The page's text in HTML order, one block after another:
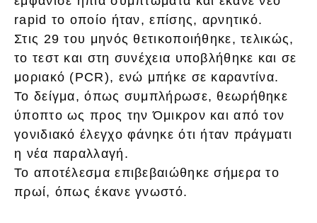
rapid το οποίο ήταν, επίσης, αρνητικό.
Στις 29 του μηνός θετικοποιήθηκε, τελικώς,
το τεστ και στη συνέχεια υποβλήθηκε και σε
μοριακό (PCR), ενώ μπήκε σε καραντίνα.
Το δείγμα, όπως συμπλήρωσε, θεωρήθηκε
ύποπτο ως προς την Όμικρον και από τον
γονιδιακό έλεγχο φάνηκε ότι ήταν πράγματι
η νέα παραλλαγή.
Το αποτέλεσμα επιβεβαιώθηκε σήμερα το
πρωί, όπως έκανε γνωστό.